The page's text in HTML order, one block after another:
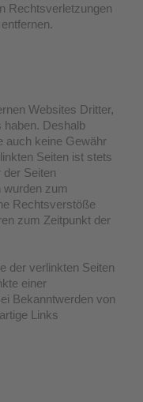
Rechtsverletzungen
Websites Dritter,
haben. Deshalb
auch keine Gewähr
Seiten ist stets
der Seiten
wurden zum
Rechtsverstöße
zum Zeitpunkt der
der verlinkten Seiten
einer
Bekanntwerden von
Links